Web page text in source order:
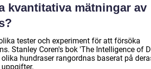
kvantitativa mätningar av
tester och experiment för att försöka
Stanley Coren's bok 'The Intelligence of
hundraser rangordnas baserat på